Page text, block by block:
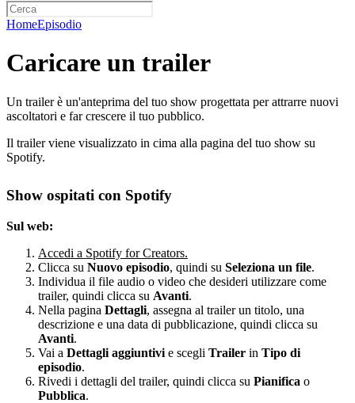
HomeEpisodio
Caricare un trailer
Un trailer è un'anteprima del tuo show progettata per attrarre nuovi
ascoltatori e far crescere il tuo pubblico.
Il trailer viene visualizzato in cima alla pagina del tuo show su
Spotify.
Show ospitati con Spotify
Sul web:
Accedi a Spotify for Creators.
Clicca su Nuovo episodio, quindi su Seleziona un file.
Individua il file audio o video che desideri utilizzare come
trailer, quindi clicca su Avanti.
Nella pagina Dettagli, assegna al trailer un titolo, una
descrizione e una data di pubblicazione, quindi clicca su
Avanti.
Vai a Dettagli aggiuntivi e scegli Trailer in Tipo di
episodio.
Rivedi i dettagli del trailer, quindi clicca su Pianifica o
Pubblica.